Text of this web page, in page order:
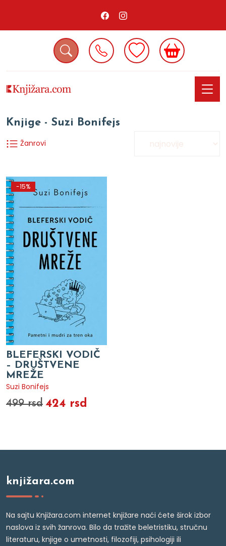
Knjige - Suzi Bonifejs
Žanrovi
-15%
BLEFERSKI VODIČ
– DRUŠTVENE
MREŽE
Suzi Bonifejs
499 rsd 424 rsd
knjižara.com
Na sajtu Knjižara.com internet knjižare naći ćete širok izbor
naslova iz svih žanrova. Bilo da tražite beletristiku, stručnu
literaturu, knjige o umetnosti, filozofiji, psihologiji ili